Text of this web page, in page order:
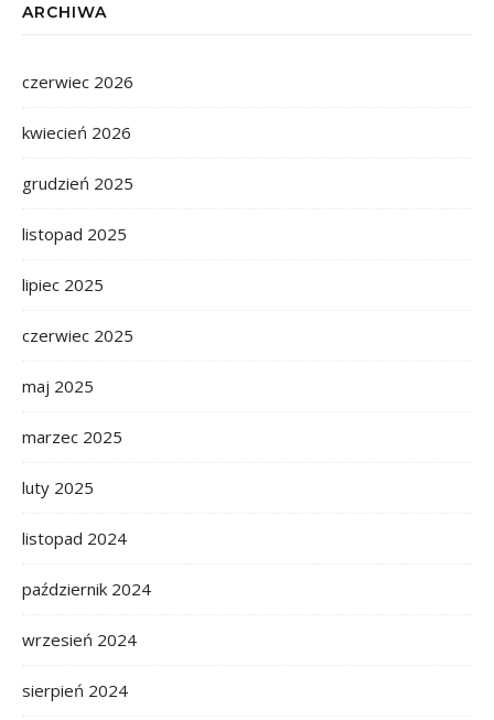
ARCHIWA
czerwiec 2026
kwiecień 2026
grudzień 2025
listopad 2025
lipiec 2025
czerwiec 2025
maj 2025
marzec 2025
luty 2025
listopad 2024
październik 2024
wrzesień 2024
sierpień 2024